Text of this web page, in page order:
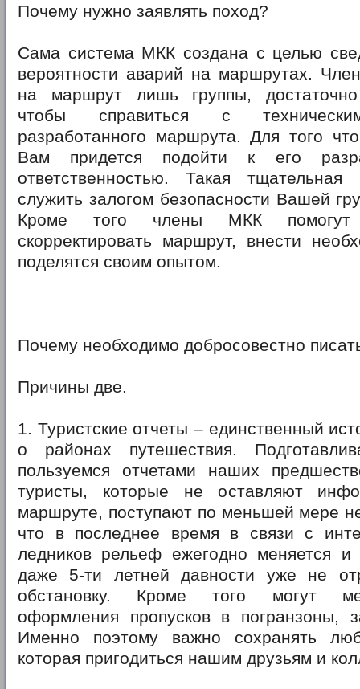
Почему нужно заявлять поход?
Сама система МКК создана с целью
вероятности аварий на маршрутах.
на маршрут лишь группы, достаточно
чтобы справиться с
разработанного маршрута. Для того
Вам придется подойти к его
ответственностью. Такая тщательная
служить залогом безопасности Вашей
Кроме того члены МКК
скорректировать маршрут, внести
поделятся своим опытом.
Почему необходимо добросовестно
Причины две.
1. Туристские отчеты – единственный
о районах путешествия.
пользуемся отчетами наших
туристы, которые не оставляют
маршруте, поступают по меньшей мере
что в последнее время в связи с
ледников рельеф ежегодно меняется
даже 5-ти летней давности уже не
обстановку. Кроме того могут
оформления пропусков в погранзоны,
Именно поэтому важно сохранять
которая пригодиться нашим друзьям и